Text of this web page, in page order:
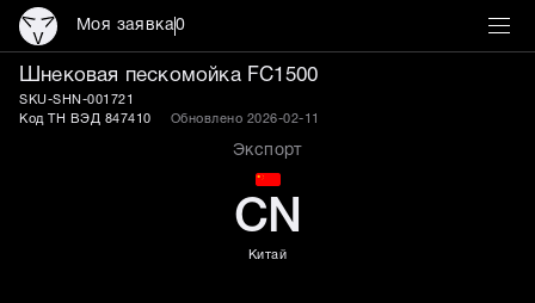
Моя заявка0
Шнековая пескомоечная
Шнековая пескомойка FC1500
SKU-SHN-001721
Код ТН ВЭД 847410
Обновлено 2026-02-11
Экспорт
CN
Китай